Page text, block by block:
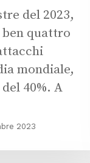
del 2023,
quattro
mondiale,
40%. A
2023